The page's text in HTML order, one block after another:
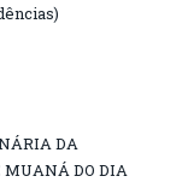
DA
DO DIA